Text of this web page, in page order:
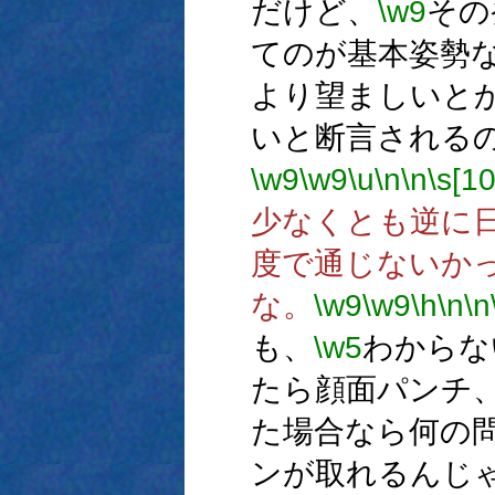
だけど、 \w9そ
てのが基本姿勢
より望ましいと
いと断言される
\w9\w9\u\n\n
少なくとも逆に
度で通じないか
な。 \w9\w9\h\n\n
も、 \w5わから
たら顔面パンチ
た場合なら何の
ンが取れるんじ